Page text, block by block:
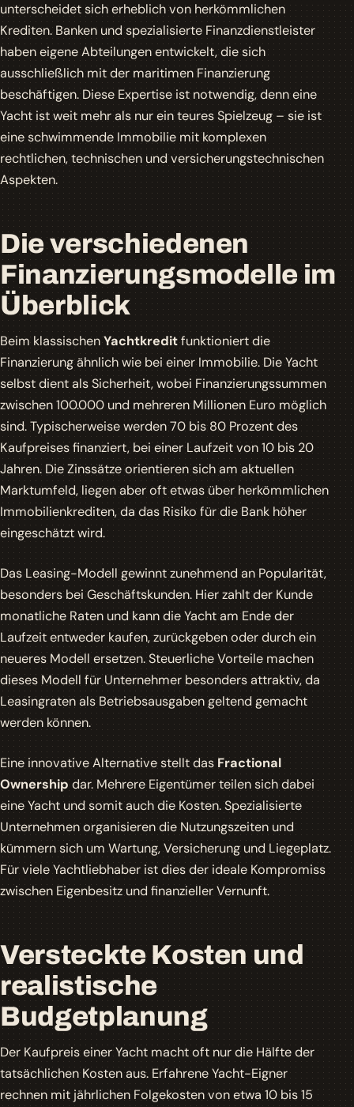
unterscheidet sich erheblich von herkömmlichen
Krediten. Banken und spezialisierte Finanzdienstleister
haben eigene Abteilungen entwickelt, die sich
ausschließlich mit der maritimen Finanzierung
beschäftigen. Diese Expertise ist notwendig, denn eine
Yacht ist weit mehr als nur ein teures Spielzeug – sie ist
eine schwimmende Immobilie mit komplexen
rechtlichen, technischen und versicherungstechnischen
Aspekten.
Die verschiedenen
Finanzierungsmodelle im
Überblick
Beim klassischenYachtkreditfunktioniert die
Finanzierung ähnlich wie bei einer Immobilie. Die Yacht
selbst dient als Sicherheit, wobei Finanzierungssummen
zwischen 100.000 und mehreren Millionen Euro möglich
sind. Typischerweise werden 70 bis 80 Prozent des
Kaufpreises finanziert, bei einer Laufzeit von 10 bis 20
Jahren. Die Zinssätze orientieren sich am aktuellen
Marktumfeld, liegen aber oft etwas über herkömmlichen
Immobilienkrediten, da das Risiko für die Bank höher
eingeschätzt wird.
DasLeasing-Modellgewinnt zunehmend an Popularität,
besonders bei Geschäftskunden. Hier zahlt der Kunde
monatliche Raten und kann die Yacht am Ende der
Laufzeit entweder kaufen, zurückgeben oder durch ein
neueres Modell ersetzen. Steuerliche Vorteile machen
dieses Modell für Unternehmer besonders attraktiv, da
Leasingraten als Betriebsausgaben geltend gemacht
werden können.
Eine innovative Alternative stellt das Fractional
Ownershipdar. Mehrere Eigentümer teilen sich dabei
eine Yacht und somit auch die Kosten. Spezialisierte
Unternehmen organisieren die Nutzungszeiten und
kümmern sich um Wartung, Versicherung und Liegeplatz.
Für viele Yachtliebhaber ist dies der ideale Kompromiss
zwischen Eigenbesitz und finanzieller Vernunft.
Versteckte Kosten und
realistische
Budgetplanung
Der Kaufpreis einer Yacht macht oft nur die Hälfte der
tatsächlichen Kosten aus. Erfahrene Yacht-Eigner
rechnen mit jährlichen Folgekosten von etwa 10 bis 15